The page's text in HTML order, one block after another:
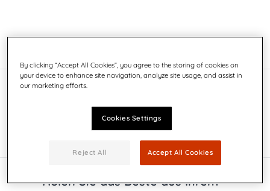
Holen Sie das Beste aus Ihrer
Microsoft Dynamics 365 Business
Central ERP-Integration heraus.
Holen Sie das Beste aus Ihrem
By clicking “Accept All Cookies”, you agree to the storing of cookies on
your device to enhance site navigation, analyze site usage, and assist in
our marketing efforts.
Cookies Settings
Reject All Accept All Cookies